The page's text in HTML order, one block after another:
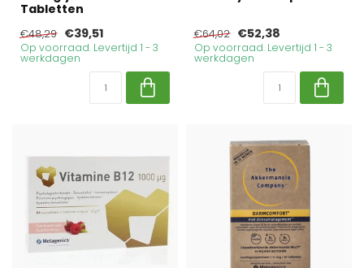
Tabletten
€48,29 €39,51
Op voorraad. Levertijd 1 - 3
werkdagen
€64,02 €52,38
Op voorraad. Levertijd 1 - 3
werkdagen